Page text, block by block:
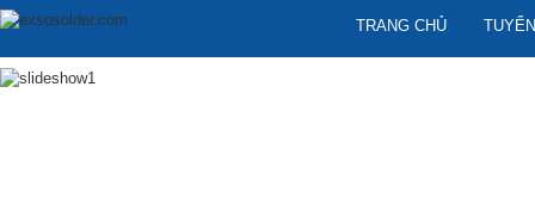
TRANG CHỦ